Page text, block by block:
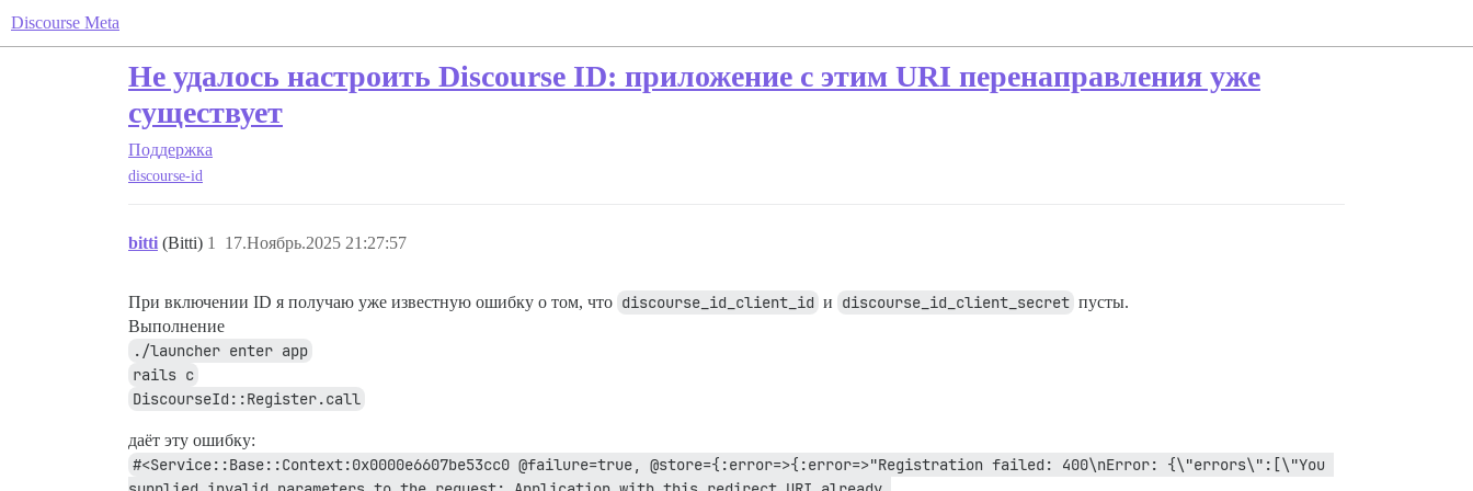
Discourse Meta
Не удалось настроить Discourse ID: приложение с этим URI перенаправления уже
существует
Поддержка
discourse-id
bitti (Bitti) 17.Ноябрь.2025 21:27:57
1
При включении ID я получаю уже известную ошибку о том, что discourse_id_client_id и discourse_id_client_secret пусты.
Выполнение
./launcher enter app
rails c
DiscourseId::Register.call
даёт эту ошибку:
#<Service::Base::Context:0x0000e6607be53cc0 @failure=true, @store={:error=>{:error=>"Registration failed: 400\nError: {\"errors\":[\"You